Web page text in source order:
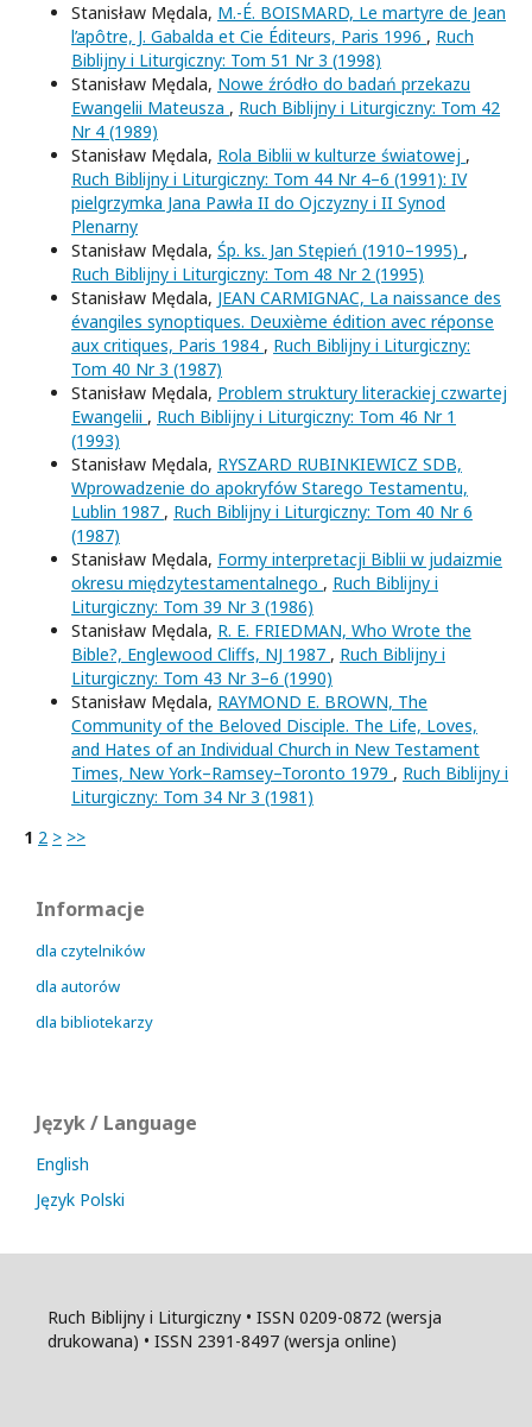
Stanisław Mędala, M.-É. BOISMARD, Le martyre de Jean
l’apôtre, J. Gabalda et Cie Éditeurs, Paris 1996 , Ruch
Biblijny i Liturgiczny: Tom 51 Nr 3 (1998)
Stanisław Mędala, Nowe źródło do badań przekazu
Ewangelii Mateusza , Ruch Biblijny i Liturgiczny: Tom 42
Nr 4 (1989)
Stanisław Mędala, Rola Biblii w kulturze światowej ,
Ruch Biblijny i Liturgiczny: Tom 44 Nr 4–6 (1991): IV
pielgrzymka Jana Pawła II do Ojczyzny i II Synod
Plenarny
Stanisław Mędala, Śp. ks. Jan Stępień (1910–1995) ,
Ruch Biblijny i Liturgiczny: Tom 48 Nr 2 (1995)
Stanisław Mędala, JEAN CARMIGNAC, La naissance des
évangiles synoptiques. Deuxième édition avec réponse
aux critiques, Paris 1984 , Ruch Biblijny i Liturgiczny:
Tom 40 Nr 3 (1987)
Stanisław Mędala, Problem struktury literackiej czwartej
Ewangelii , Ruch Biblijny i Liturgiczny: Tom 46 Nr 1
(1993)
Stanisław Mędala, RYSZARD RUBINKIEWICZ SDB,
Wprowadzenie do apokryfów Starego Testamentu,
Lublin 1987 , Ruch Biblijny i Liturgiczny: Tom 40 Nr 6
(1987)
Stanisław Mędala, Formy interpretacji Biblii w judaizmie
okresu międzytestamentalnego , Ruch Biblijny i
Liturgiczny: Tom 39 Nr 3 (1986)
Stanisław Mędala, R. E. FRIEDMAN, Who Wrote the
Bible?, Englewood Cliffs, NJ 1987 , Ruch Biblijny i
Liturgiczny: Tom 43 Nr 3–6 (1990)
Stanisław Mędala, RAYMOND E. BROWN, The
Community of the Beloved Disciple. The Life, Loves,
and Hates of an Individual Church in New Testament
Times, New York–Ramsey–Toronto 1979 , Ruch Biblijny i
Liturgiczny: Tom 34 Nr 3 (1981)
1 2 > >>
Informacje
dla czytelników
dla autorów
dla bibliotekarzy
Język / Language
English
Język Polski
Ruch Biblijny i Liturgiczny • ISSN 0209-0872 (wersja
drukowana) • ISSN 2391-8497 (wersja online)